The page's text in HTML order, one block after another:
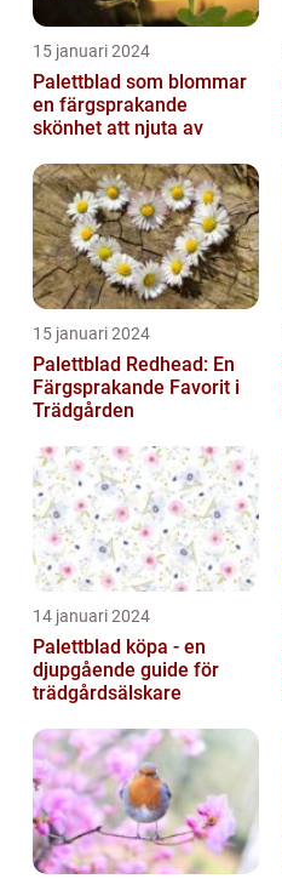
15 januari 2024
Palettblad som blommar
en färgsprakande
skönhet att njuta av
15 januari 2024
Palettblad Redhead: En
Färgsprakande Favorit i
Trädgården
14 januari 2024
Palettblad köpa - en
djupgående guide för
trädgårdsälskare